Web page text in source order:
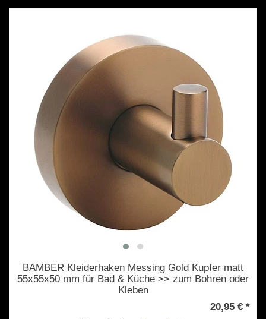
BAMBER Kleiderhaken Messing Gold Kupfer matt
55x55x50 mm für Bad & Küche >> zum Bohren oder
Kleben
20,95 € *